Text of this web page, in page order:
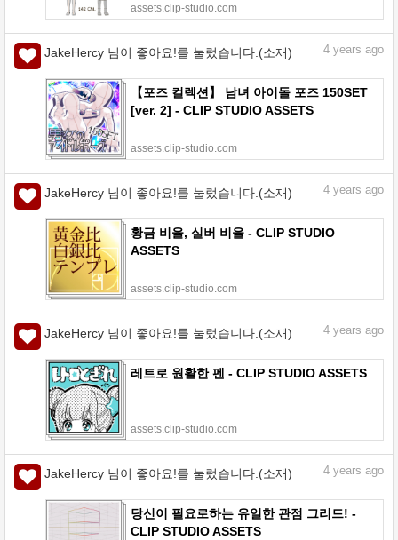
assets.clip-studio.com
JakeHercy 님이 좋아요!를 눌렀습니다.(소재) 4 years ago
【포즈 컬렉션】 남녀 아이돌 포즈 150SET
[ver. 2] - CLIP STUDIO ASSETS
assets.clip-studio.com
JakeHercy 님이 좋아요!를 눌렀습니다.(소재) 4 years ago
황금 비율, 실버 비율 - CLIP STUDIO
ASSETS
assets.clip-studio.com
JakeHercy 님이 좋아요!를 눌렀습니다.(소재) 4 years ago
레트로 원활한 펜 - CLIP STUDIO ASSETS
assets.clip-studio.com
JakeHercy 님이 좋아요!를 눌렀습니다.(소재) 4 years ago
당신이 필요로하는 유일한 관점 그리드! -
CLIP STUDIO ASSETS